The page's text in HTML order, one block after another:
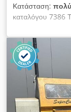
Κατάσταση:
καταλόγου 7386
δίσκου: 500 mm
σφιγκτήρας
διαδρομή
κυλινδρικοί
γρανάζι έλξης,
μέση): 100 mm -
ακροφυσίων
επιφάνειας